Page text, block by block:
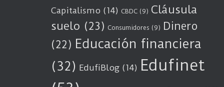
Capitalismo (14) CBDC (9) Cláusula
suelo (23) Consumidores (9) Dinero
(22) Educación financiera
(32) EdufiBlog (14) Edufinet